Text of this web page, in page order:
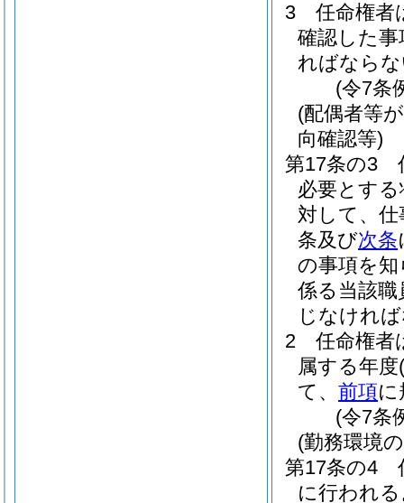
3
任命権者
確認した
ればなら
(令7条
(配偶者等
向確認等)
第17条の3
必要とす
対して、
条及び次条
の事項を
係る当該
じなけれ
2
任命権者
属する年度
て、 前項
(令7条
(勤務環境
第17条の4
に行われ